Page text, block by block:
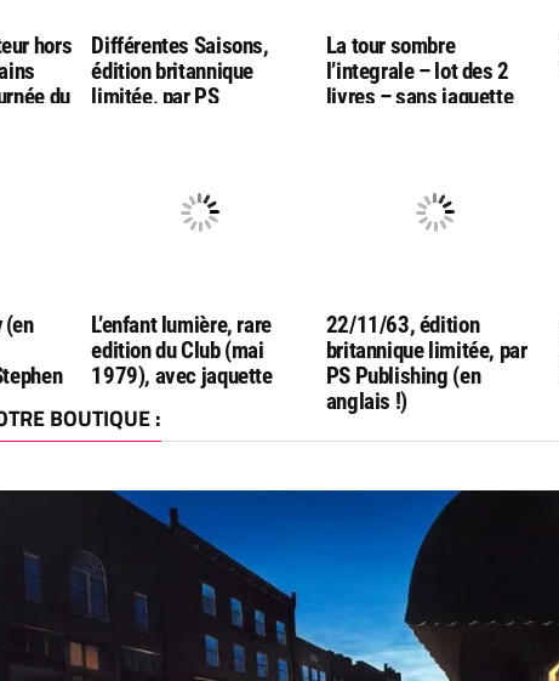
hors
du
Différentes Saisons,
édition britannique
limitée, par PS
La tour sombre
l’integrale – lot des 2
livres – sans jaquette
(en
L’enfant lumière, rare
edition du Club (mai
1979), avec jaquette
22/11/63, édition
britannique limitée, par
PS Publishing (en
anglais !)
BOUTIQUE :